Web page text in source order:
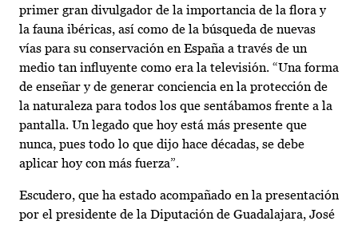
primer gran divulgador de la importancia de la flora y
la fauna ibéricas, así como de la búsqueda de nuevas
vías para su conservación en España a través de un
medio tan influyente como era la televisión. “Una forma
de enseñar y de generar conciencia en la protección de
la naturaleza para todos los que sentábamos frente a la
pantalla. Un legado que hoy está más presente que
nunca, pues todo lo que dijo hace décadas, se debe
aplicar hoy con más fuerza”.
Escudero, que ha estado acompañado en la presentación
por el presidente de la Diputación de Guadalajara, José